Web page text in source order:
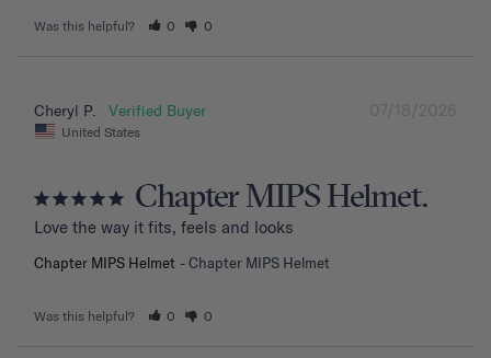
Was this helpful? 0 0
07/18/2026
Cheryl P.
United States
Chapter MIPS Helmet.
Love the way it fits, feels and looks
Chapter MIPS Helmet Chapter MIPS Helmet
Was this helpful? 0 0